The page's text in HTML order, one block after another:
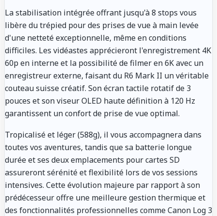
La stabilisation intégrée offrant jusqu'à 8 stops vous
libère du trépied pour des prises de vue à main levée
d'une netteté exceptionnelle, même en conditions
difficiles. Les vidéastes apprécieront l'enregistrement 4K
60p en interne et la possibilité de filmer en 6K avec un
enregistreur externe, faisant du R6 Mark II un véritable
couteau suisse créatif. Son écran tactile rotatif de 3
pouces et son viseur OLED haute définition à 120 Hz
garantissent un confort de prise de vue optimal.
Tropicalisé et léger (588g), il vous accompagnera dans
toutes vos aventures, tandis que sa batterie longue
durée et ses deux emplacements pour cartes SD
assureront sérénité et flexibilité lors de vos sessions
intensives. Cette évolution majeure par rapport à son
prédécesseur offre une meilleure gestion thermique et
des fonctionnalités professionnelles comme Canon Log 3